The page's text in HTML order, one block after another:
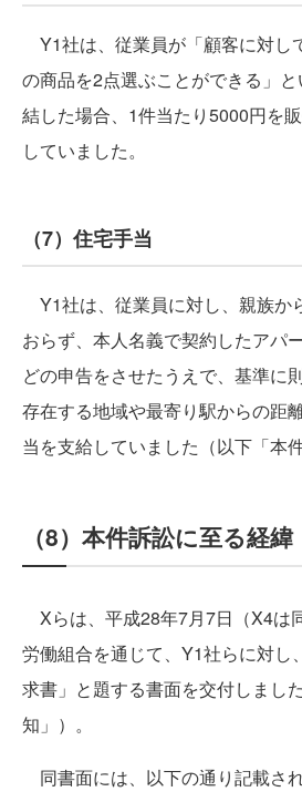
Y1社は、従業員が「顧客に対し
の商品を2点選ぶことができる」
結した場合、1件当たり5000円を
していました。
（7）住宅手当
Y1社は、従業員に対し、親族か
おらず、本人名義で契約したアパ
どの申告をさせたうえで、基準に
存在する地域や最寄り駅からの距
当を支給していました（以下「本
（8）本件訴訟に至る経緯
Xらは、平成28年7月7日（X4は
労働組合を通じて、Y1社らに対し
求書」と題する書面を交付しまし
知」）。
同書面には、以下の通り記載され